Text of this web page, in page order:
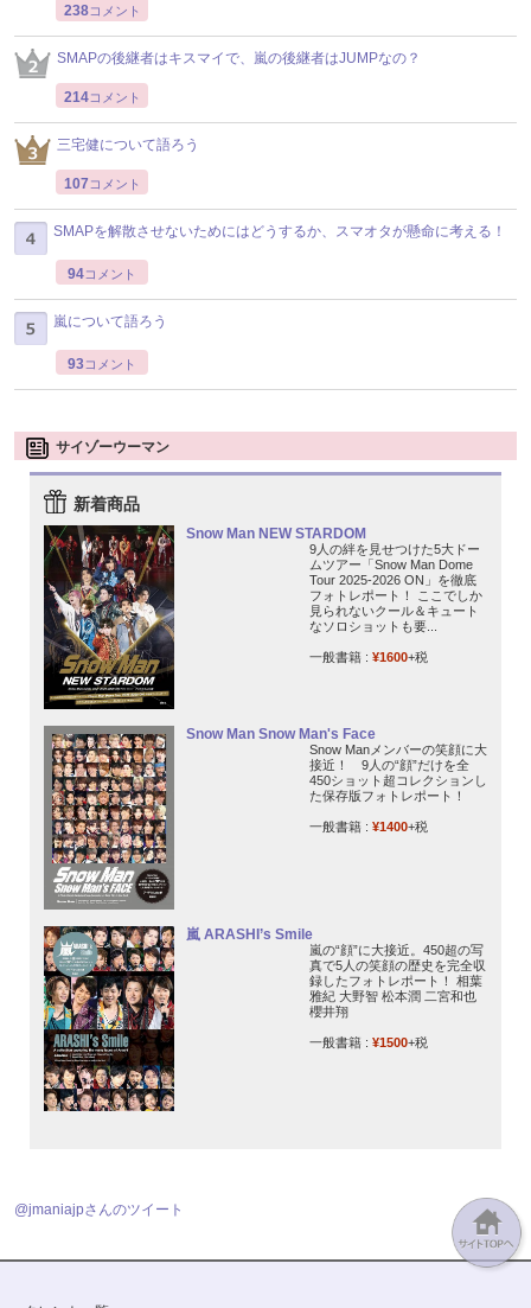
238コメント
SMAPの後継者はキスマイで、嵐の後継者はJUMPなの？
214コメント
三宅健について語ろう
107 コメント
SMAPを解散させないためにはどうするか、スマオタが懸命に考える！
94コメント
嵐について語ろう
93コメント
サイゾーウーマン
新着商品
Snow Man NEW STARDOM
9人の絆を見せつけた5大ドー
ムツアー「Snow Man Dome
Tour 2025-2026 ON」を徹底
フォトレポート！ ここでしか
見られないクール＆キュート
なソロショットも要...
一般書籍 : ¥1600+税
Snow Man Snow Man's Face
Snow Manメンバーの笑顔に大
接近！ 9人の“顔”だけを全
450ショット超コレクションし
た保存版フォトレポート！
一般書籍 : ¥1400+税
嵐 ARASHI’s Smile
嵐の“顔”に大接近。450超の写
真で5人の笑顔の歴史を完全収
録したフォトレポート！ 相葉
雅紀 大野智 松本潤 二宮和也
櫻井翔
一般書籍 : ¥1500+税
@jmaniajpさんのツイート